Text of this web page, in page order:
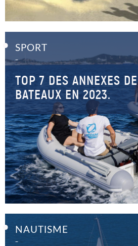
SPORT
–
TOP 7 DES ANNEXES DE
BATEAUX EN 2023.
NAUTISME
–